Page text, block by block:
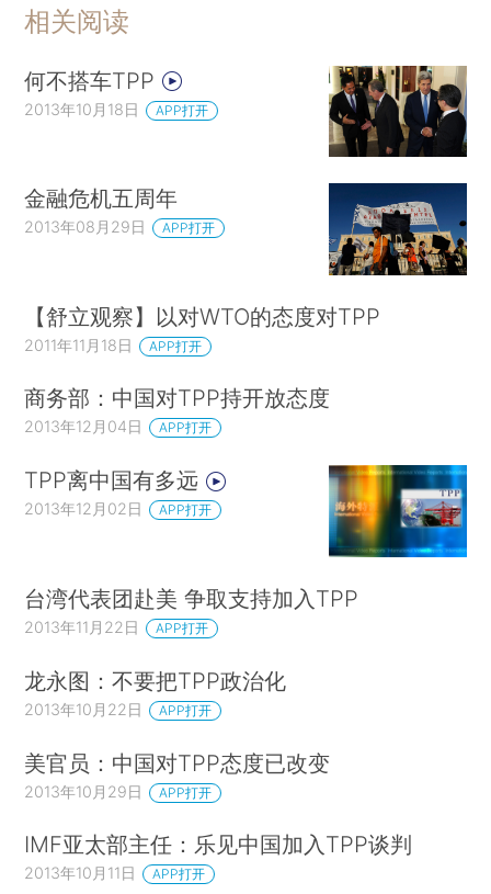
相关阅读
何不搭车TPP
2013年10月18日 APP打开
金融危机五周年
2013年08月29日 APP打开
【舒立观察】以对WTO的态度对TPP
2011年11月18日 APP打开
商务部：中国对TPP持开放态度
2013年12月04日 APP打开
TPP离中国有多远
2013年12月02日 APP打开
台湾代表团赴美 争取支持加入TPP
2013年11月22日 APP打开
龙永图：不要把TPP政治化
2013年10月22日 APP打开
美官员：中国对TPP态度已改变
2013年10月29日 APP打开
IMF亚太部主任：乐见中国加入TPP谈判
2013年10月11日 APP打开